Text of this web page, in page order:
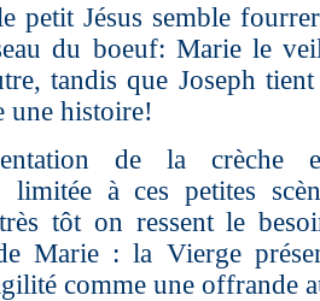
petit Jésus semble
du boeuf: Marie le
tandis que Joseph
une histoire!
de la crèche
limitée à ces petites
tôt on ressent le
Marie : la Vierge
comme une offrande